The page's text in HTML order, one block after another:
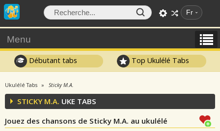
Fr
Menu
Débutant tabs Top Ukulélé Tabs
Ukulélé Tabs Sticky M.A.
STICKY M.A. UKE TABS
Jouez des chansons de Sticky M.A. au ukulélé